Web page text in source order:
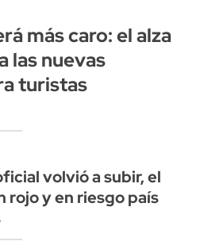
más caro: el alza
las nuevas
turistas
volvió a subir, el
rojo y en riesgo país